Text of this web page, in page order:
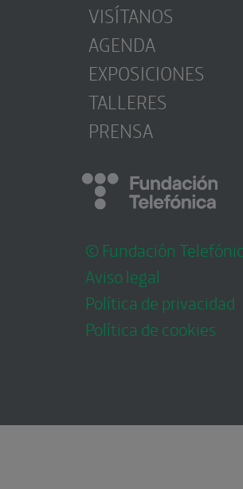
VISÍTANOS
AGENDA
EXPOSICIONES
TALLERES
PRENSA
© Fundación
Aviso legal
Política de privacidad
Política de cookies